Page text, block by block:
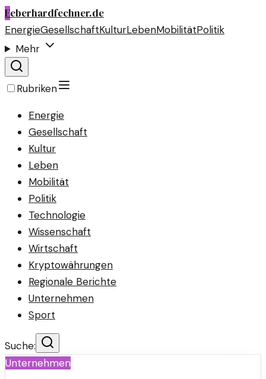
Eeberhardfechner.de
EnergieGesellschaftKulturLebenMobilitätPolitik
Mehr
Rubriken
Energie
Gesellschaft
Kultur
Leben
Mobilität
Politik
Technologie
Wissenschaft
Wirtschaft
Kryptowährungen
Regionale Berichte
Unternehmen
Sport
Suche:
Unternehmen